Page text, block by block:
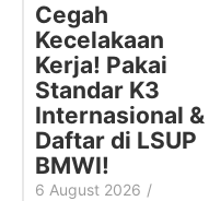
Cegah
Kecelakaan
Kerja! Pakai
Standar K3
Internasional &
Daftar di LSUP
BMWI!
6 August 2026 /